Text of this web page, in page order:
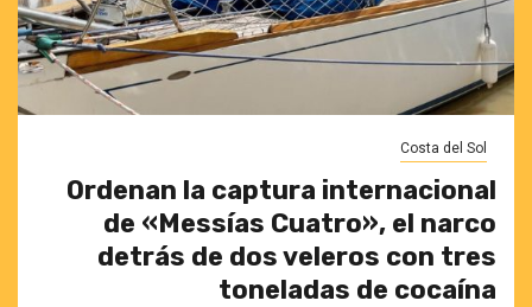
Costa del Sol
Ordenan la captura internacional
de «Messías Cuatro», el narco
detrás de dos veleros con tres
toneladas de cocaína